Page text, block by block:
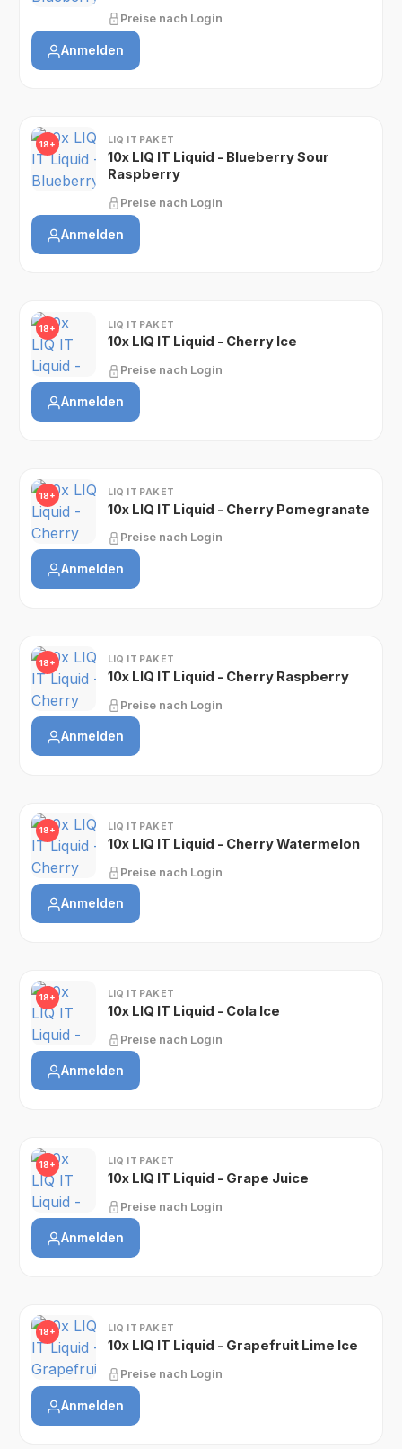
Preise nach Login
Anmelden
18+ LIQ IT PAKET
10x LIQ IT Liquid - Blueberry Sour
Raspberry
Preise nach Login
Anmelden
18+ LIQ IT PAKET
10x LIQ IT Liquid - Cherry Ice
Preise nach Login
Anmelden
18+ LIQ IT PAKET
10x LIQ IT Liquid - Cherry Pomegranate
Preise nach Login
Anmelden
18+ LIQ IT PAKET
10x LIQ IT Liquid - Cherry Raspberry
Preise nach Login
Anmelden
18+ LIQ IT PAKET
10x LIQ IT Liquid - Cherry Watermelon
Preise nach Login
Anmelden
18+ LIQ IT PAKET
10x LIQ IT Liquid - Cola Ice
Preise nach Login
Anmelden
18+ LIQ IT PAKET
10x LIQ IT Liquid - Grape Juice
Preise nach Login
Anmelden
18+ LIQ IT PAKET
10x LIQ IT Liquid - Grapefruit Lime Ice
Preise nach Login
Anmelden